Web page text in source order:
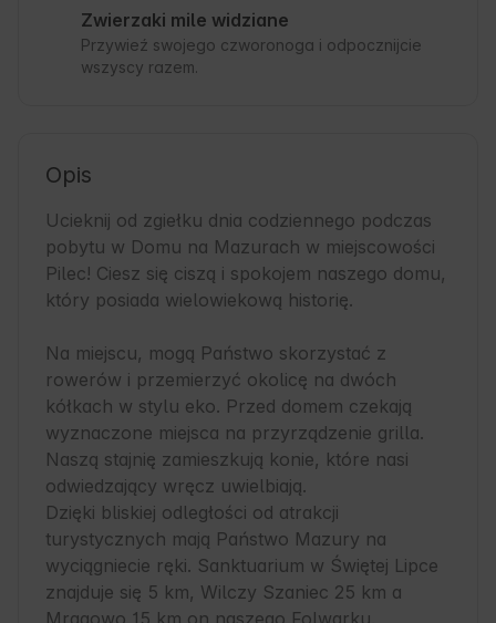
Zwierzaki mile widziane
Przywieź swojego czworonoga i odpocznijcie
wszyscy razem.
Opis
Ucieknij od zgiełku dnia codziennego podczas
pobytu w Domu na Mazurach w miejscowości
Pilec! Ciesz się ciszą i spokojem naszego domu,
który posiada wielowiekową historię.
Na miejscu, mogą Państwo skorzystać z
rowerów i przemierzyć okolicę na dwóch
kółkach w stylu eko. Przed domem czekają
wyznaczone miejsca na przyrządzenie grilla.
Naszą stajnię zamieszkują konie, które nasi
odwiedzający wręcz uwielbiają.
Dzięki bliskiej odległości od atrakcji
turystycznych mają Państwo Mazury na
wyciągniecie ręki. Sanktuarium w Świętej Lipce
znajduje się 5 km, Wilczy Szaniec 25 km a